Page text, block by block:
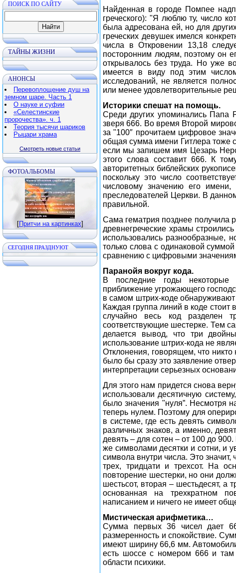
ПОИСК ПО САЙТУ
ТАЙНЫ ЖИЗНИ
АНОНСЫ
Перевоплощение душ на
земном шаре. Часть 1
О науке и суфии
«Селестинские
пророчества». ч. 1
Теория тысячи шариков
Рыцари храма
Смотреть новые статьи
ФОТОАЛЬБОМЫ
[Притчи на картинках]
CЕГОДНЯ ПРАЗДНУЮТ
Найденная в городе Помпее
греческого): "Я люблю ту, число
была адресована ей, но для
греческих девушек имелся
числа в Откровении 13,18
посторонним людям, поэтому он
открывалось без труда. Но уже
имеется в виду под этим
исследований, не является
или менее удовлетворительные
Историки спешат на помощь.
Среди других упоминались Папа
зверя 666. Во время Второй
за "100″ прочитаем цифровое
общая сумма имени Гитлера тоже
если мы запишем имя Цезарь
этого слова составит 666. К
авторитетных библейских
поскольку это число
числовому значению его
преследователей Церкви. В
правильной.
Сама гематрия позднее получила
древнегреческие храмы
использовались разнообразные,
только слова с одинаковой
сравнению с цифровыми
Паранойя вокруг кода.
В последние годы некоторые
приближение угрожающего
в самом штрих-коде
Каждая группа линий в коде стоит
случайно весь код разделен
соответствующие шестерке. Тем
делается вывод, что три
использование штрих-кода не
Отклонения, говорящем, что
было бы сразу это заявление
интерпретации серьезных
Для этого нам придется снова
использовали десятичную
было значения "нуля”. Несмотря
теперь нулем. Поэтому для
в системе, где есть девять
различных знаков, а именно,
девять – для сотен – от 100 до
же символами десятки и сотни, и
символа внутри числа. Это
трех, тридцати и трехсот. На
повторение шестерки, но они
шестьсот, вторая – шестьдесят, а
основанная на трехкратном
написанием и ничего не имеет
Мистическая арифметика…
Сумма первых 36 чисел дает
размеренность и спокойствие.
имеют ширину 66,6 мм.
есть шоссе с номером 666 и там
области психики.